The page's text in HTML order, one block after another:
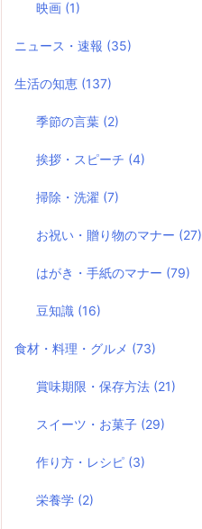
映画 (1)
ニュース・速報 (35)
生活の知恵 (137)
季節の言葉 (2)
挨拶・スピーチ (4)
掃除・洗濯 (7)
お祝い・贈り物のマナー (27)
はがき・手紙のマナー (79)
豆知識 (16)
食材・料理・グルメ (73)
賞味期限・保存方法 (21)
スイーツ・お菓子 (29)
作り方・レシピ (3)
栄養学 (2)